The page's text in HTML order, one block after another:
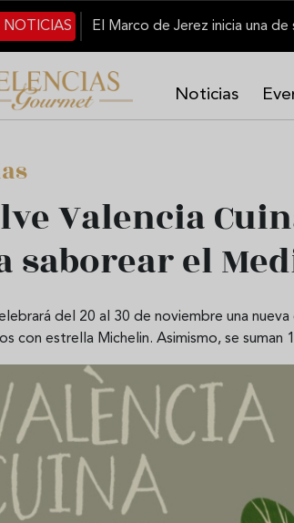
principal
NOTICIAS
Noticias
Valencia
saborear el
del 20 al 30 de noviembre una
con estrella Michelin. Asimismo, se suman
aperitivo estrella
Sopa fría de
que querrás